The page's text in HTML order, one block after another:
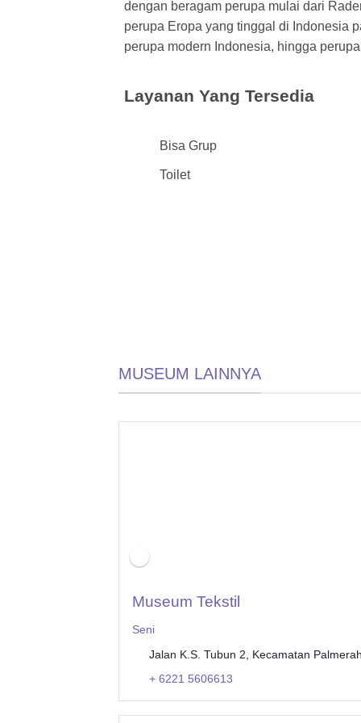
dengan beragam perupa mulai dari
perupa Eropa yang tinggal di Indonesia
perupa modern Indonesia, hingga
Layanan Yang Tersedia
Bisa Grup
Toilet
MUSEUM LAINNYA
Museum Tekstil
Seni
Jalan K.S. Tubun 2, Kecamatan
+ 6221 5606613